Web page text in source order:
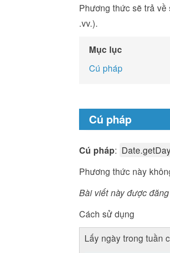
Phương thức sẽ trả
.vv.).
Mục lục
Cú pháp
Cú pháp
Cú pháp:
Phương thức này
Bài viết này được
Cách sử dụng
Lấy ngày trong tuần